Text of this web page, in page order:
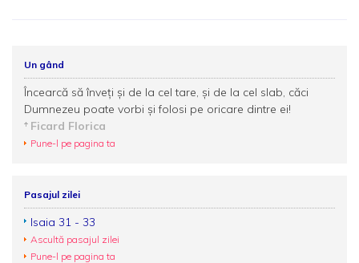
Un gând
Încearcă să înveţi şi de la cel tare, şi de la cel slab, căci
Dumnezeu poate vorbi şi folosi pe oricare dintre ei!
Ficard Florica
Pune-l pe pagina ta
Pasajul zilei
Isaia 31 - 33
Ascultă pasajul zilei
Pune-l pe pagina ta